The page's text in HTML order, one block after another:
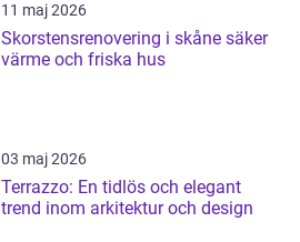
11 maj 2026
Skorstensrenovering i skåne säker
värme och friska hus
03 maj 2026
Terrazzo: En tidlös och elegant
trend inom arkitektur och design